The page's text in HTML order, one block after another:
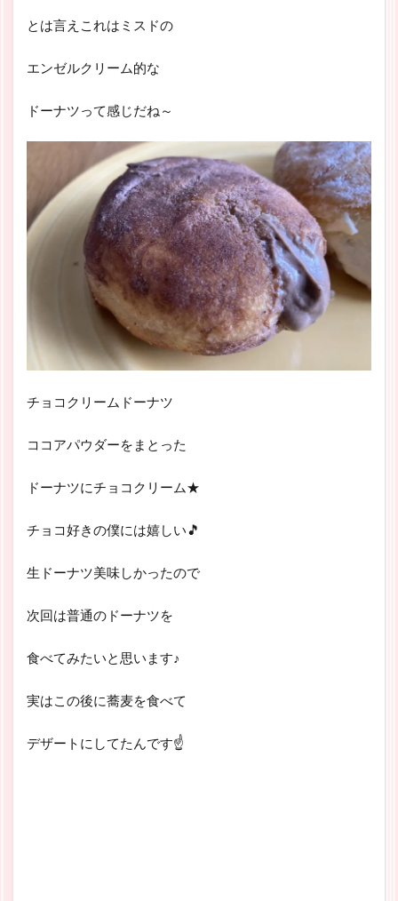
とは言えこれはミスドの
エンゼルクリーム的な
ドーナツって感じだね～
チョコクリームドーナツ
ココアパウダーをまとった
ドーナツにチョコクリーム★
チョコ好きの僕には嬉しい🎵
生ドーナツ美味しかったので
次回は普通のドーナツを
食べてみたいと思います♪
実はこの後に蕎麦を食べて
デザートにしてたんです☝